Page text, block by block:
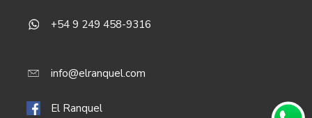
+54 9 249 458-9316
info@elranquel.com
El Ranquel